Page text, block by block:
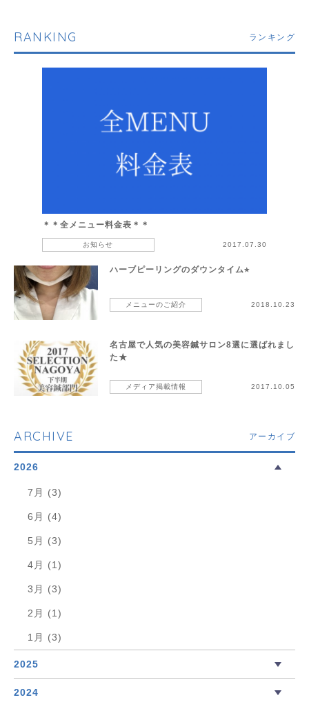
RANKING ランキング
＊＊全メニュー料金表＊＊
お知らせ 2017.07.30
ハーブピーリングのダウンタイム⭐︎
メニューのご紹介 2018.10.23
名古屋で人気の美容鍼サロン8選に選ばれまし
た★
メディア掲載情報 2017.10.05
ARCHIVE アーカイブ
2026
7月 (3)
6月 (4)
5月 (3)
4月 (1)
3月 (3)
2月 (1)
1月 (3)
2025
2024